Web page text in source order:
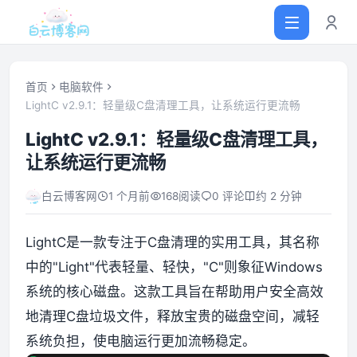
首页
网站源码
软件仓库
主题插件
技术分享
值得一看
首页
电脑软件
LightC v2.9.1：轻量级C盘清理工具，让系统运行更流畅
LightC v2.9.1：轻量级C盘清理工具，
让系统运行更流畅
白云博客网 1 个月前 168阅读 0 评论 约 2 分钟
LightC是一款专注于C盘清理的实用工具，其名称
中的"Light"代表轻量、轻快，"C"则象征Windows
系统的核心磁盘。这款工具旨在帮助用户安全高效
地清理C盘垃圾文件，释放宝贵的磁盘空间，减轻
系统负担，使电脑运行更加流畅稳定。